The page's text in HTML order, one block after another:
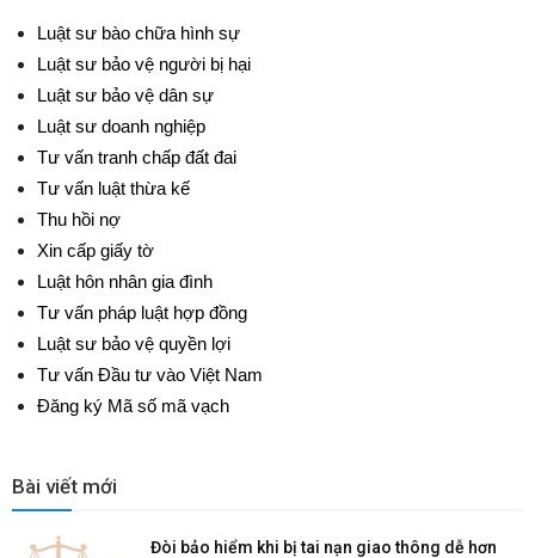
Luật sư bào chữa hình sự
Luật sư bảo vệ người bị hại
Luật sư bảo vệ dân sự
Luật sư doanh nghiệp
Tư vấn tranh chấp đất đai
Tư vấn luật thừa kế
Thu hồi nợ
Xin cấp giấy tờ
Luật hôn nhân gia đình
Tư vấn pháp luật hợp đồng
Luật sư bảo vệ quyền lợi
Tư vấn Đầu tư vào Việt Nam
Đăng ký Mã số mã vạch
Bài viết mới
Đòi bảo hiểm khi bị tai nạn giao thông dễ hơn